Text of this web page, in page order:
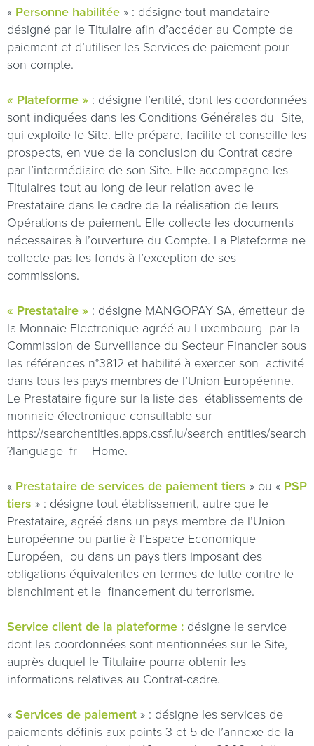
« Personne habilitée» : désigne tout mandataire
désigné par le Titulaire afin d’accéder au Compte de
paiement et d’utiliser les Services de paiement pour
son compte.
« Plateforme » : désigne l’entité, dont les coordonnées
sont indiquées dans les Conditions Générales du Site,
qui exploite le Site. Elle prépare, facilite et conseille les
prospects, en vue de la conclusion du Contrat cadre
par l’intermédiaire de son Site. Elle accompagne les
Titulaires tout au long de leur relation avec le
Prestataire dans le cadre de la réalisation de leurs
Opérations de paiement. Elle collecte les documents
nécessaires à l’ouverture du Compte. La Plateforme ne
collecte pas les fonds à l’exception de ses
commissions.
« Prestataire » : désigne MANGOPAY SA, émetteur de
la Monnaie Electronique agréé au Luxembourg par la
Commission de Surveillance du Secteur Financier sous
les références n°3812 et habilité à exercer son activité
dans tous les pays membres de l’Union Européenne.
Le Prestataire figure sur la liste des établissements de
monnaie électronique consultable sur
https://searchentities.apps.cssf.lu/search entities/search
?language=fr – Home.
« Prestataire de services de paiement tiers » ou « PSP
tiers » : désigne tout établissement, autre que le
Prestataire, agréé dans un pays membre de l’Union
Européenne ou partie à l’Espace Economique
Européen, ou dans un pays tiers imposant des
obligations équivalentes en termes de lutte contre le
blanchiment et le financement du terrorisme.
Service client de la plateforme : désigne le service
dont les coordonnées sont mentionnées sur le Site,
auprès duquel le Titulaire pourra obtenir les
informations relatives au Contrat-cadre.
«Services de paiement» : désigne les services de
paiements définis aux points 3 et 5 de l’annexe de la